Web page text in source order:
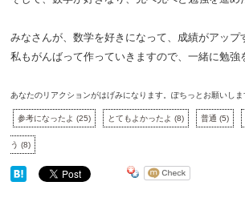
みなさんが、数学を好きになって、成績がアップ
私もがんばって作っていきますので、一緒に勉強
あなたのリアクションがはげみになります。ぽちっとお願いしま
参考になったよ(25) とてもよかったよ(8) 普通(5)
う(8)